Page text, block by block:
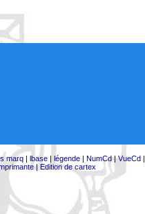
marq| lbase| légende| NumCd|VueCd|
|Edition de cartex